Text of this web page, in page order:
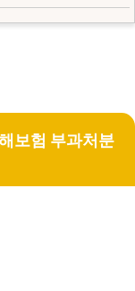
보험 부과처분